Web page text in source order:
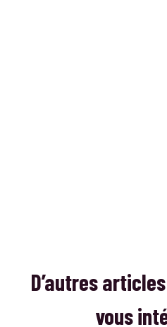
D’autres
vous